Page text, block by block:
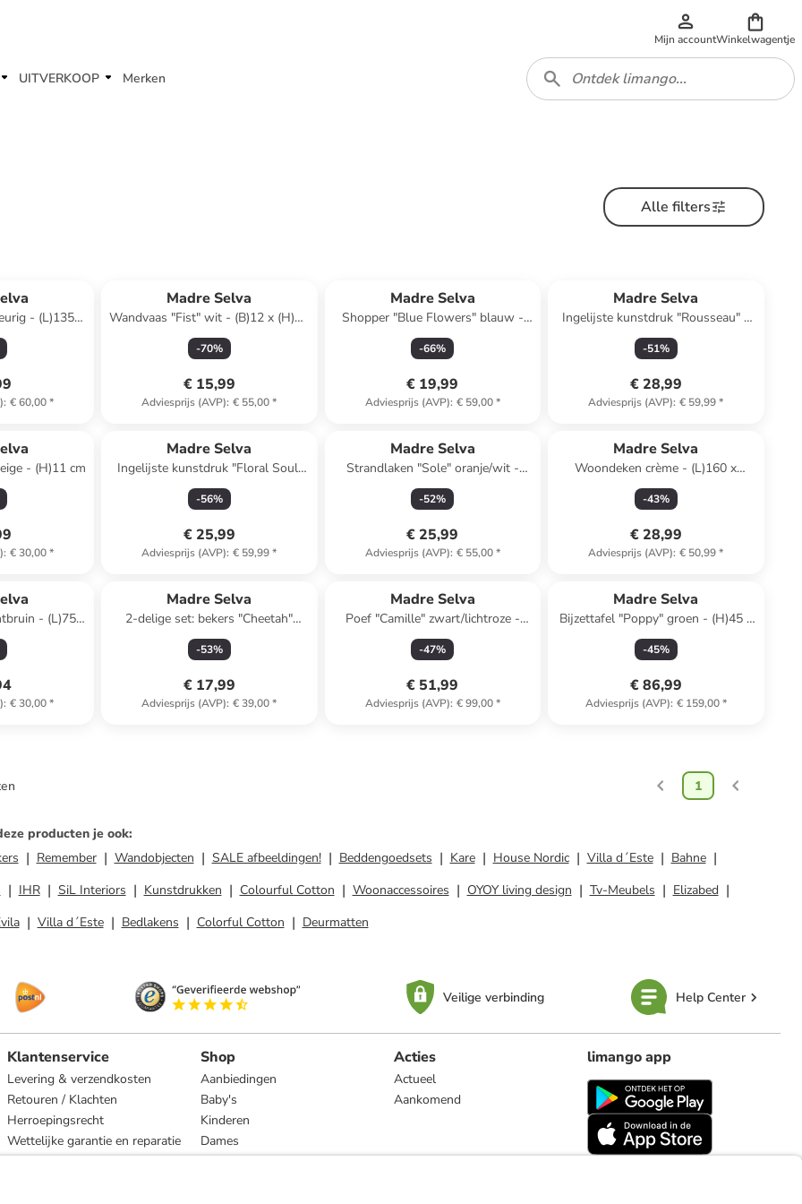
Mijn accountWinkelwagentje
UITVERKOOP Merken
Alle filters
- (L)135 x
: € 60,00*
Madre Selva
Wandvaas "Fist" wit - (B)12 x (H)11
x (D)12 cm
-70%
€ 15,99
Adviesprijs (AVP): € 55,00*
Madre Selva
Shopper "Blue Flowers" blauw -
(B)42 x (H)36 x (D)7 cm
-66%
€ 19,99
Adviesprijs (AVP): € 59,00*
Madre Selva
Ingelijste kunstdruk "Rousseau" -
(B)40 cm
-51%
€ 28,99
Adviesprijs (AVP): € 59,99*
- (H)11 cm
: € 30,00*
Madre Selva
Ingelijste kunstdruk "Floral Soul"
meerkleurig - (B)40 x (H)50 cm
-56%
€ 25,99
Adviesprijs (AVP): € 59,99*
Madre Selva
Strandlaken "Sole" oranje/wit -
(L)140 x (B)75 cm
-52%
€ 25,99
Adviesprijs (AVP): € 55,00*
Madre Selva
Woondeken crème - (L)160 x
(B)120 cm
-43%
€ 28,99
Adviesprijs (AVP): € 50,99*
- (L)75 x
: € 30,00*
Madre Selva
2-delige set: bekers "Cheetah"
wit/beige - (H)7 cm
-53%
€ 17,99
Adviesprijs (AVP): € 39,00*
Madre Selva
Poef "Camille" zwart/lichtroze -
(H)24 x Ø 50 cm
-47%
€ 51,99
Adviesprijs (AVP): € 99,00*
Madre Selva
Bijzettafel "Poppy" groen - (H)45 x
Ø 30 cm
-45%
€ 86,99
Adviesprijs (AVP): € 159,00*
1
producten je ook:
Remember Wandobjecten SALE afbeeldingen! Beddengoedsets Kare House Nordic Villa d´Este
Bahne
IHR SiL Interiors Kunstdrukken Colourful Cotton Woonaccessoires OYOY living design Tv-Meubels
Elizabed
Villa d´Este Bedlakens Colorful Cotton Deurmatten
Veilige verbinding Help Center
Klantenservice
Levering & verzendkosten
Retouren / Klachten
Herroepingsrecht
Wettelijke garantie en reparatie
Shop
Aanbiedingen
Baby's
Kinderen
Dames
Heren
Acties
Actueel
Aankomend
limango app